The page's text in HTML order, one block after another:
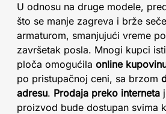
U odnosu na druge modele,
što se manje zagreva i brže
armaturom, smanjujući vreme
završetak posla. Mnogi kupci
ploča omogućila online
po pristupačnoj ceni, sa brzom
adresu. Prodaja preko interneta
proizvod bude dostupan svima